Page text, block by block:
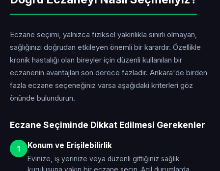
Eczane seçimi, yalnızca fiziksel yakınlıkla sınırlı olmayan,
sağlığınızı doğrudan etkileyen önemli bir karardır. Özellikle
kronik hastalığı olan bireyler için düzenli kullanılan bir
eczanenin avantajları son derece fazladır. Ankara'de birden
fazla eczane seçeneğiniz varsa aşağıdaki kriterleri göz
önünde bulundurun.
Eczane Seçiminde Dikkat Edilmesi Gerekenler
1 Konum ve Erişilebilirlik
Evinize, iş yerinize veya düzenli gittiğiniz sağlık